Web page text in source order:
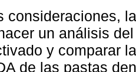
consideraciones,
un análisis
y comparar
de las pastas